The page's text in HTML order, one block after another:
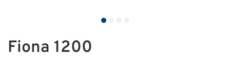
Über uns
Fiona 1200